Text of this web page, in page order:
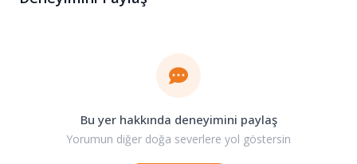
Bu yer hakkında deneyimini paylaş
Yorumun diğer doğa severlere yol göstersin